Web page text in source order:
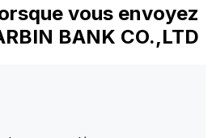
vous envoyez
BANK CO.,LTD